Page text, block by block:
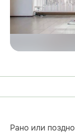
Рано или